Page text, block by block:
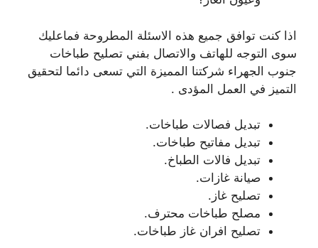
اذا كنت توافق جميع هذه الاسئلة المطروحة فماعليك
سوى التوجه للهاتف والاتصال بفني تصليح طباخات
جنوب الجهراء شركتنا المميزة التي تسعى دائما لتحقيق
التميز في العمل المؤدى .
تبديل فصالات طباخات.
تبديل مفاتيح طباخات.
تبديل فالات الطباخ.
صيانة غازات.
تصليح غاز.
مصلح طباخات محترف.
تصليح افران غاز طباخات.